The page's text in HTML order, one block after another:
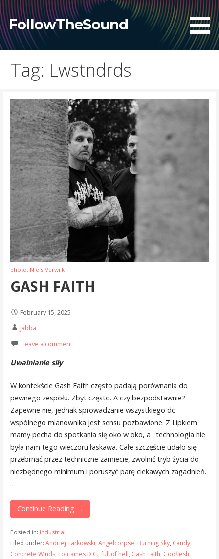
Skip
to
content
FollowTheSound
Tag: Lwstndrds
photo: Niels Verwijk
GASH FAITH
February 15, 2025
Jabba
Leave a comment
Uwalnianie siły
W kontekście Gash Faith często padają porównania do
pewnego zespołu. Zbyt często. A czy bezpodstawnie?
Zapewne nie, jednak sprowadzanie wszystkiego do
wspólnego mianownika jest sensu pozbawione. Z Lipkiem
mamy pecha do spotkania się oko w oko, a i technologia nie
była nam tego wieczoru łaskawa. Całe szczęście udało się
przebrnąć przez techniczne zamiecie, zwolnić tryb życia do
niezbędnego minimum i poruszyć parę ciekawych zagadnień.
…
Continue Reading →
Posted in: industrial
Filed under: Andriej Tarkowski, Angelcorpse, Burning Sky, Candy,
Concrete Winds, Fontaines D.C.,full of hell, Gash Faith, Godflesh,